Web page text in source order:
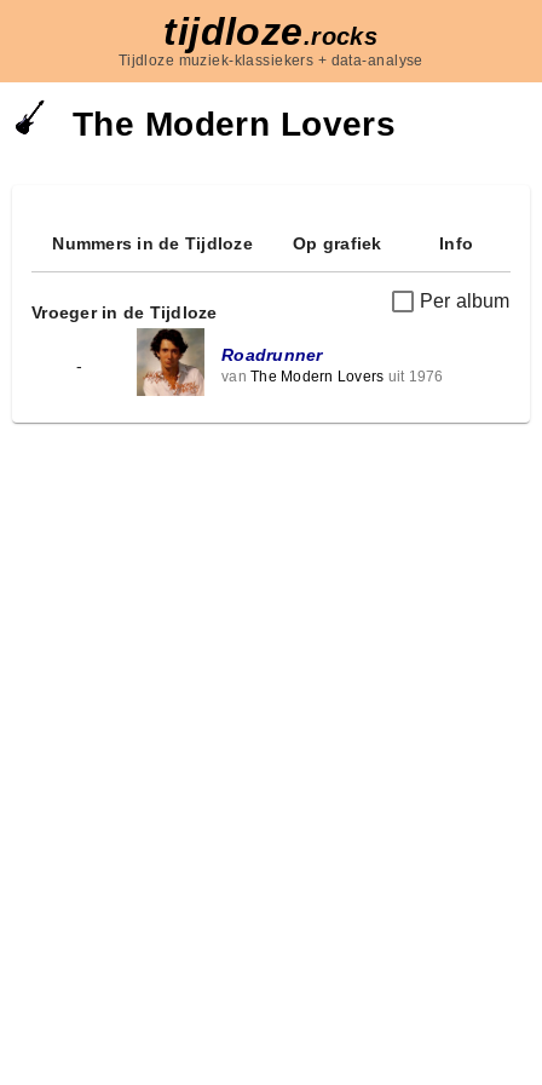
tijdloze.rocks
Tijdloze muziek-klassiekers + data-analyse
The Modern Lovers
Nummers in de Tijdloze Op grafiek Info
Per album
Vroeger in de Tijdloze
-
Roadrunner
van The Modern Lovers uit 1976